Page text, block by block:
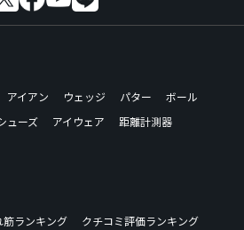
アイアン ウェッジ パター
ボール
ューズ アイウェア
距離計測器
筋ランキング
クチコミ評価ランキング